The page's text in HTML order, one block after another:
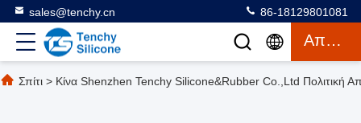
sales@tenchy.cn 86-18129801081
Απόσπασμα
Σπίτι > Κίνα Shenzhen Tenchy Silicone&Rubber Co.,Ltd Πολιτική